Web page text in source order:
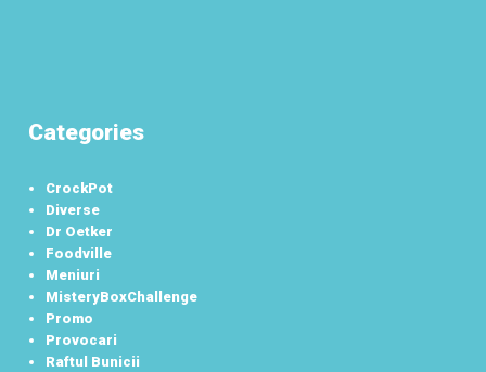
Categories
CrockPot
Diverse
Dr Oetker
Foodville
Meniuri
MisteryBoxChallenge
Promo
Provocari
Raftul Bunicii